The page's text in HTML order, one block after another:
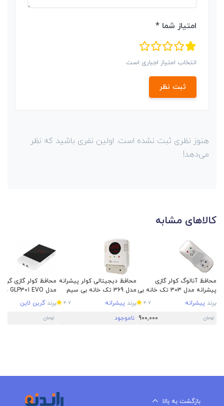
امتیاز شما *
انتخاب امتیاز اجباری است
ثبت نظر
هنوز نظری ثبت نشده است. اولین نفری باشید که نظر
می‌دهد!
کالاهای مشابه
محافظ آنالوگ کولر گازی
پیشرانه مدل 303 تک خانه بی
سیم
برند پیشرانه 4.7
تومان 900,000
محافظ دیجیتالی کولر پیشرانه
مدل 369 تک خانه بی سیم
برند پیشرانه 4.7
ناموجود
محافظ کولر گازی
مدل GLP301 EVO دیجیتال
برندگرین لاین
تومان
بازگشت به بالا